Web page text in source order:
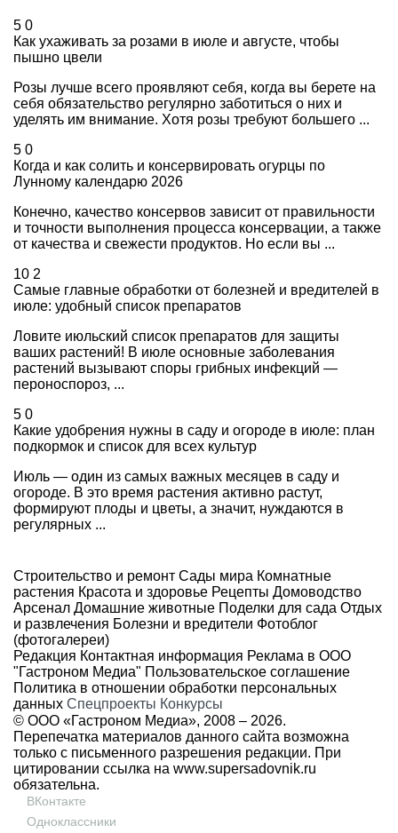
5 0
Как ухаживать за розами в июле и августе, чтобы
пышно цвели
Розы лучше всего проявляют себя, когда вы берете на
себя обязательство регулярно заботиться о них и
уделять им внимание. Хотя розы требуют большего ...
5 0
Когда и как солить и консервировать огурцы по
Лунному календарю 2026
Конечно, качество консервов зависит от правильности
и точности выполнения процесса консервации, а также
от качества и свежести продуктов. Но если вы ...
10 2
Самые главные обработки от болезней и вредителей в
июле: удобный список препаратов
Ловите июльский список препаратов для защиты
ваших растений! В июле основные заболевания
растений вызывают споры грибных инфекций —
пероноспороз, ...
5 0
Какие удобрения нужны в саду и огороде в июле: план
подкормок и список для всех культур
Июль — один из самых важных месяцев в саду и
огороде. В это время растения активно растут,
формируют плоды и цветы, а значит, нуждаются в
регулярных ...
Строительство и ремонт Сады мира Комнатные
растения Красота и здоровье Рецепты Домоводство
Арсенал Домашние животные Поделки для сада Отдых
и развлечения Болезни и вредители Фотоблог
(фотогалереи)
Редакция Контактная информация Реклама в ООО
"Гастроном Медиа" Пользовательское соглашение
Политика в отношении обработки персональных
данных Спецпроекты Конкурсы
© ООО «Гастроном Медиа», 2008 – 2026.
Перепечатка материалов данного сайта возможна
только с письменного разрешения редакции. При
цитировании ссылка на www.supersadovnik.ru
обязательна.
ВКонтакте
Одноклассники